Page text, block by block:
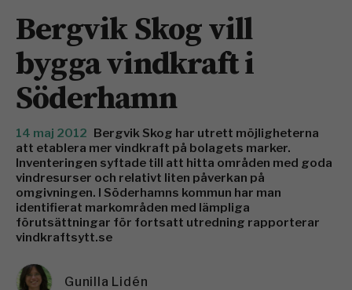
Bergvik Skog vill
bygga vindkraft i
Söderhamn
14 maj 2012 Bergvik Skog har utrett möjligheterna
att etablera mer vindkraft på bolagets marker.
Inventeringen syftade till att hitta områden med goda
vindresurser och relativt liten påverkan på
omgivningen. I Söderhamns kommun har man
identifierat markområden med lämpliga
förutsättningar för fortsatt utredning rapporterar
vindkraftsytt.se
Gunilla Lidén